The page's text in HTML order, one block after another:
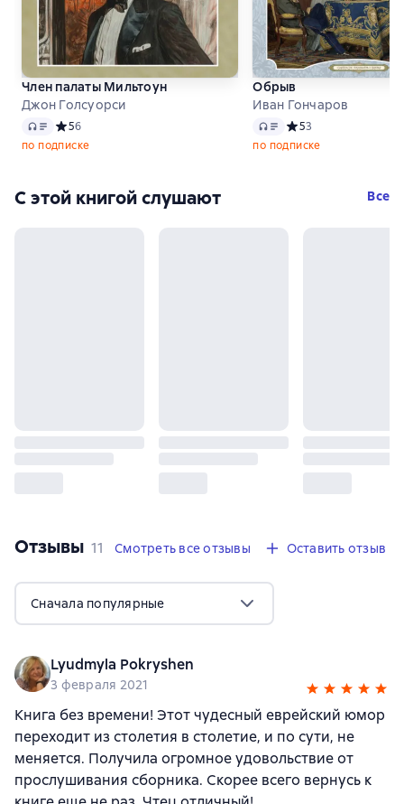
Член палаты Мильтоун
Джон Голсуорси
Аудио Средний рейтинг 5 на основе 6 оценок
56
по подписке
Обрыв
Иван Гончаров
Аудио Средний рейтинг 5
53
по подписке
С этой книгой слушают Все
Отзывы 11 отзывов
11 Смотреть все отзывы Оставить отзыв
Сначала популярные
Lyudmyla Pokryshen
3 февраля 2021
Книга без времени! Этот чудесный еврейский юмор
переходит из столетия в столетие, и по сути, не
меняется. Получила огромное удовольствие от
прослушивания сборника. Скорее всего вернусь к